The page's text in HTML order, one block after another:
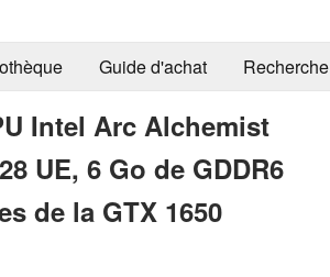
Guide d'achat Recherche
Intel Arc Alchemist
UE, 6 Go de GDDR6
de la GTX 1650